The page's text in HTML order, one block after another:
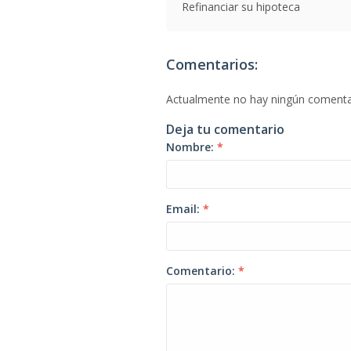
Refinanciar su hipoteca
Comentarios:
Actualmente no hay ningún
Deja tu comentario
Nombre: *
Email: *
Comentario: *